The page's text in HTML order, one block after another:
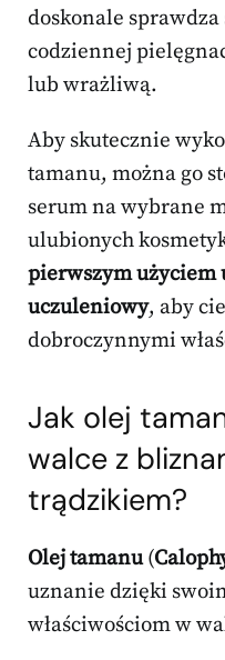
doskonale sprawdza
codziennej
lub wrażliwą.
Aby skutecznie
tamanu, można go
serum na wybrane
ulubionych
pierwszym użyciem
uczuleniowy, aby
dobroczynnymi
Jak olej
walce z
trądzikiem?
Olej tamanu(
uznanie dzięki
właściwościom w